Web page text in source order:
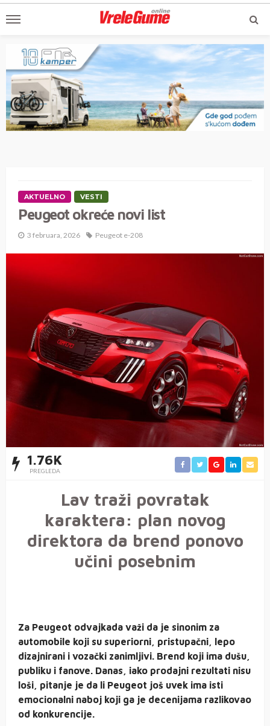
AKTUELNO VESTI
Peugeot okreće novi list
3 februara, 2026 Peugeot e-208
1.76K
PREGLEDA
Lav traži povratak
karaktera: plan novog
direktora da brend ponovo
učini posebnim
Za Peugeot odvajkada važi da je sinonim za
automobile koji su superiorni, pristupačni, lepo
dizajnirani i vozački zanimljivi. Brend koji ima dušu,
publiku i fanove. Danas, iako prodajni rezultati nisu
loši, pitanje je da li Peugeot još uvek ima isti
emocionalni naboj koji ga je decenijama razlikovao
od konkurencije.